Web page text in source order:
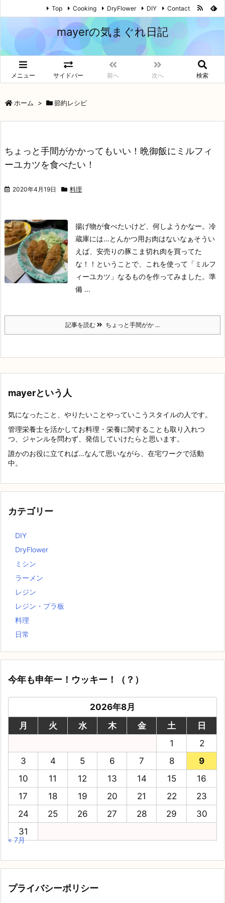
mayerの気まぐれ日記
メニュー サイドバー 前へ 次へ 検索
Top Cooking DryFlower DIY Contact
ホーム > 節約レシピ
ちょっと手間がかかってもいい！晩御飯にミルフィ
ーユカツを食べたい！
2020年4月19日 料理
揚げ物が食べたいけど、何しようかなー。冷
蔵庫には…とんかつ用お肉はないなぁそうい
えば、安売りの豚こま切れ肉を買ってた
な！！ ということで、これを使って「ミルフ
ィーユカツ」なるものを作ってみました。 準
備 ...
記事を読む ちょっと手間がか ...
mayerという人
気になったこと、やりたいことやっていこうスタイルの人です。
管理栄養士を活かしてお料理・栄養に関することも取り入れつ
つ、ジャンルを問わず、発信していけたらと思います。
誰かのお役に立てれば…なんて思いながら、在宅ワークで活動
中。
カテゴリー
DIY
DryFlower
ミシン
ラーメン
レジン
レジン・プラ板
料理
日常
今年も申年ー！ウッキー！（？）
2026年8月
月
火 水 木 金 土
日
1
2
3
4 5 6 7 8
9
10
11 12 13 14 15
16
17
18 19 20 21 22
23
24
25 26 27 28 29
30
31
« 7月
プライバシーポリシー